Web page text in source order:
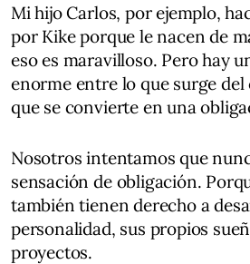
Mi hijo Carlos, por ejemplo,
por Kike porque le nacen de
eso es maravilloso. Pero hay
enorme entre lo que surge
que se convierte en una
Nosotros intentamos que
sensación de obligación.
también tienen derecho a
personalidad, sus propios
proyectos.